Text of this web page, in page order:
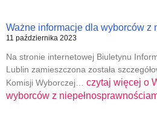
Ważne informacje dla wyborców z
11 października 2023
Na stronie internetowej Biuletynu
Lublin zamieszczona została
Komisji Wyborczej… czytaj więcej o
wyborców z